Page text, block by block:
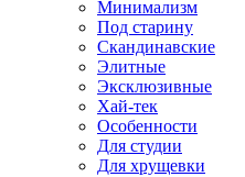
Минимализм
Под старину
Скандинавские
Элитные
Эксклюзивные
Хай-тек
Особенности
Для студии
Для хрущевки